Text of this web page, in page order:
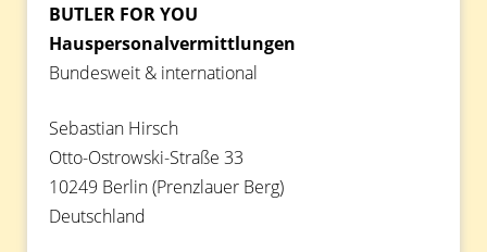
BUTLER FOR YOU
Hauspersonalvermittlungen
Bundesweit & international
Sebastian Hirsch
Otto-Ostrowski-Straße 33
10249 Berlin (Prenzlauer Berg)
Deutschland